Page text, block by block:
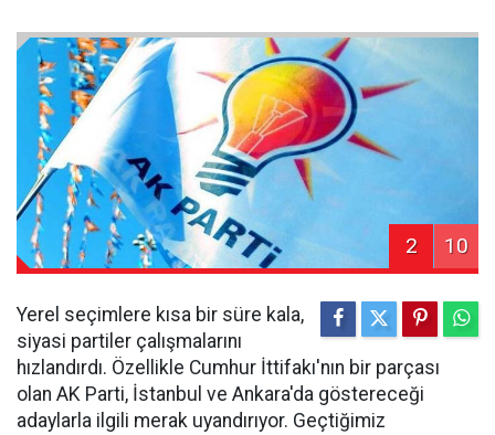
2 10
Yerel seçimlere kısa bir süre kala,
siyasi partiler çalışmalarını
hızlandırdı. Özellikle Cumhur İttifakı'nın bir parçası
olan AK Parti, İstanbul ve Ankara'da göstereceği
adaylarla ilgili merak uyandırıyor. Geçtiğimiz